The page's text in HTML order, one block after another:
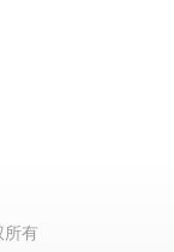
所有